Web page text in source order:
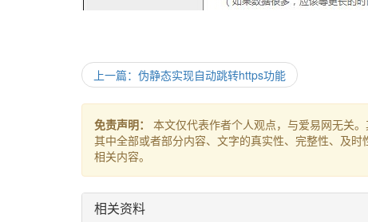
上一篇：伪静态实现自动跳转https功能
免责声明：
本文仅代表作者个人观点，与爱易网无关
其中全部或者部分内容、文字的真实性、完整性、及
相关内容。
相关资料